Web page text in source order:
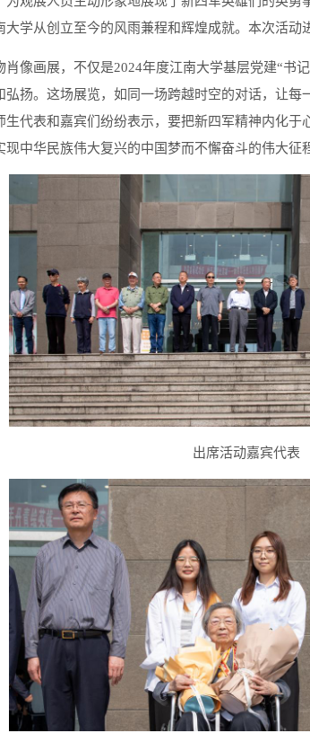
学从创立至今的风雨兼程和辉煌成就。本次活动
像画展，不仅是2024年度江南大学基层党建“书
弘扬。这场展览，如同一场跨越时空的对话，让
代表和嘉宾们纷纷表示，要把新四军精神内化
现中华民族伟大复兴的中国梦而不懈奋斗的伟大征
出席活动嘉宾代表